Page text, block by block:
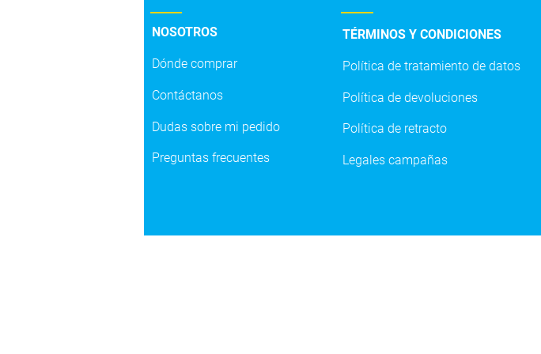
NOSOTROS
Dónde comprar
Contáctanos
Dudas sobre mi pedido
Preguntas frecuentes
TÉRMINOS Y CONDICIONES
Política de tratamiento de datos
Política de devoluciones
Política de retracto
Legales campañas